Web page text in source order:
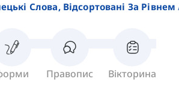
Слова, Відсортовані За Рівнем
Правопис Вікторина